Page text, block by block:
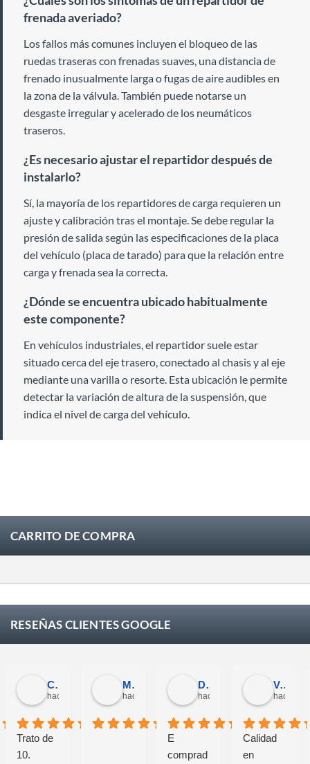
frenada averiado?
Los fallos más comunes incluyen el bloqueo de las
ruedas traseras con frenadas suaves, una distancia de
frenado inusualmente larga o fugas de aire audibles en
la zona de la válvula. También puede notarse un
desgaste irregular y acelerado de los neumáticos
traseros.
¿Es necesario ajustar el repartidor después de
instalarlo?
Sí, la mayoría de los repartidores de carga requieren un
ajuste y calibración tras el montaje. Se debe regular la
presión de salida según las especificaciones de la placa
del vehículo (placa de tarado) para que la relación entre
carga y frenada sea la correcta.
¿Dónde se encuentra ubicado habitualmente
este componente?
En vehículos industriales, el repartidor suele estar
situado cerca del eje trasero, conectado al chasis y al eje
mediante una varilla o resorte. Esta ubicación le permite
detectar la variación de altura de la suspensión, que
indica el nivel de carga del vehículo.
CARRITO DE COMPRA
RESEÑAS CLIENTES GOOGLE
Carlos Trullás
hace 1 mes
Trato de
10.
Manolo Fernandez Gomez
hace 1 mes
David Cerrato
hace 1 mes
E
comprad
Vero Sevilla
hace 1
Calidad
en